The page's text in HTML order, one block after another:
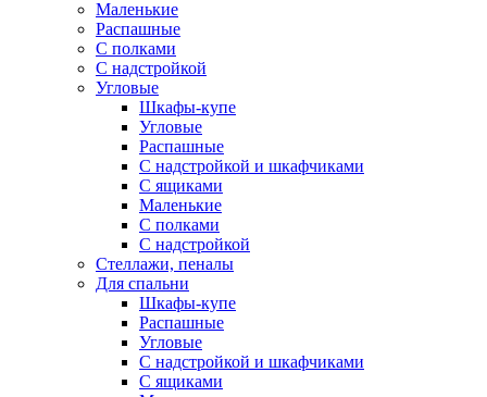
Маленькие
Распашные
С полками
С надстройкой
Угловые
Шкафы-купе
Угловые
Распашные
С надстройкой и шкафчиками
С ящиками
Маленькие
С полками
С надстройкой
Стеллажи, пеналы
Для спальни
Шкафы-купе
Распашные
Угловые
С надстройкой и шкафчиками
С ящиками